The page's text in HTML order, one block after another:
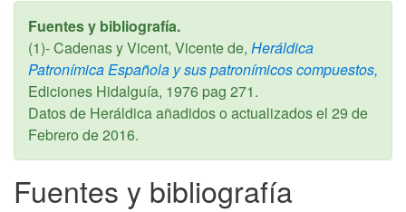
Fuentes y bibliografía.
(1)- Cadenas y Vicent, Vicente de, Heráldica
Patronímica Española y sus patronímicos compuestos,
Ediciones Hidalguía, 1976 pag 271.
Datos de Heráldica añadidos o actualizados el 29 de
Febrero de 2016.
Fuentes y bibliografía